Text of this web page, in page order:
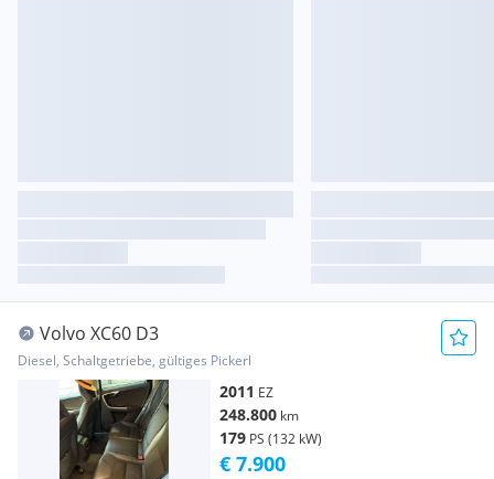
Volvo XC60 D3
Diesel, Schaltgetriebe, gültiges Pickerl
2011 EZ
248.800 km
179 PS (132 kW)
€ 7.900